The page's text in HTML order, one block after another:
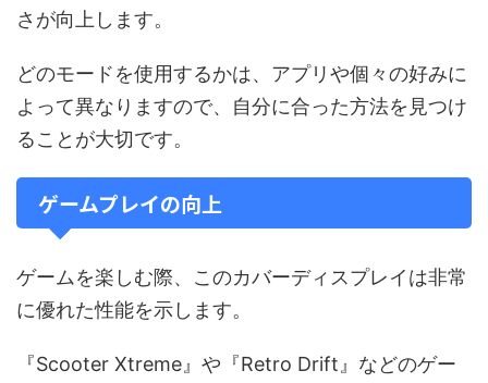
さが向上します。
どのモードを使用するかは、アプリや個々の好みに
よって異なりますので、自分に合った方法を見つけ
ることが大切です。
ゲームプレイの向上
ゲームを楽しむ際、このカバーディスプレイは非常
に優れた性能を示します。
『Scooter Xtreme』や『Retro Drift』などのゲー